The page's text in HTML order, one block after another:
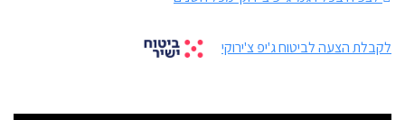
לקבלת הצעה לביטוח ג'יפ צ'ירוקי